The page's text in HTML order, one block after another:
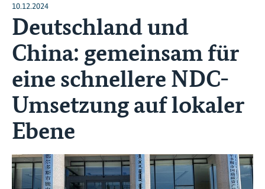
10.12.2024
Deutschland und
China: gemeinsam für
eine schnellere NDC-
Umsetzung auf lokaler
Ebene